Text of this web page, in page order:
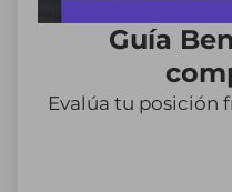
Guía
Evalúa tu posición